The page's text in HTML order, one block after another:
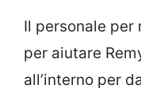
Il personale
per aiutare
all’interno per